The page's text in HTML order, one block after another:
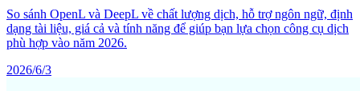
So sánh OpenL và DeepL về chất lượng dịch, hỗ trợ ngôn ngữ, định
dạng tài liệu, giá cả và tính năng để giúp bạn lựa chọn công cụ dịch
phù hợp vào năm 2026.
2026/6/3